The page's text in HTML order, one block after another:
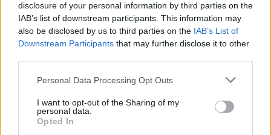
disclosure of your personal information by third parties on the
IAB’s list of downstream participants. This information may
also be disclosed by us to third parties on the IAB’s List of
Downstream Participants that may further disclose it to other
Please note that this website/app uses one or more Google
not limited to your visit or usage behaviour. You may click to
grant or deny consent to Google and its third-party tags to
use your data for below specified purposes in below Google
Personal Data Processing Opt Outs
I want to opt-out of the Sharing of my
personal data.
Opted In